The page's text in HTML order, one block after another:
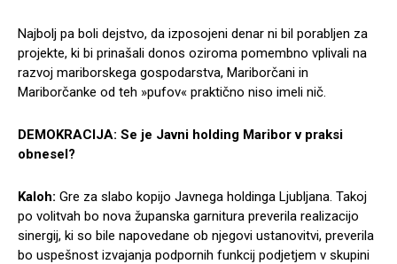
Najbolj pa boli dejstvo, da izposojeni denar ni bil porabljen za
projekte, ki bi prinašali donos oziroma pomembno vplivali na
razvoj mariborskega gospodarstva, Mariborčani in
Mariborčanke od teh »pufov« praktično niso imeli nič.
DEMOKRACIJA: Se je Javni holding Maribor v praksi
obnesel?
Kaloh: Gre za slabo kopijo Javnega holdinga Ljubljana. Takoj
po volitvah bo nova županska garnitura preverila realizacijo
sinergij, ki so bile napovedane ob njegovi ustanovitvi, preverila
bo uspešnost izvajanja podpornih funkcij podjetjem v skupini